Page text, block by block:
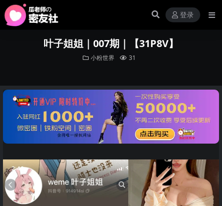
登录
叶子姐姐｜007期｜【31P8V】
小粉世界 31